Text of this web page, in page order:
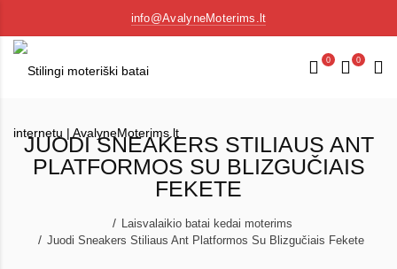
info@AvalyneMoterims.lt
0 0
JUODI SNEAKERS STILIAUS ANT
PLATFORMOS SU BLIZGUČIAIS
FEKETE
Laisvalaikio batai kedai moterims
Juodi Sneakers Stiliaus Ant Platformos Su Blizgučiais Fekete